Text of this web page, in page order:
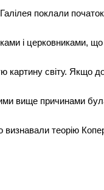
поклали
і церковниками,
картину світу. Якщо
вище причинами
теорію